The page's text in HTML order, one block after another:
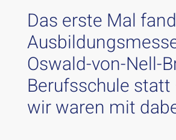
Das erste Mal
Oswald-von-Nell-
Berufsschule
wir waren mit